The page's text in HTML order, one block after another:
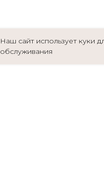
Наш сайт использует куки
обслуживания